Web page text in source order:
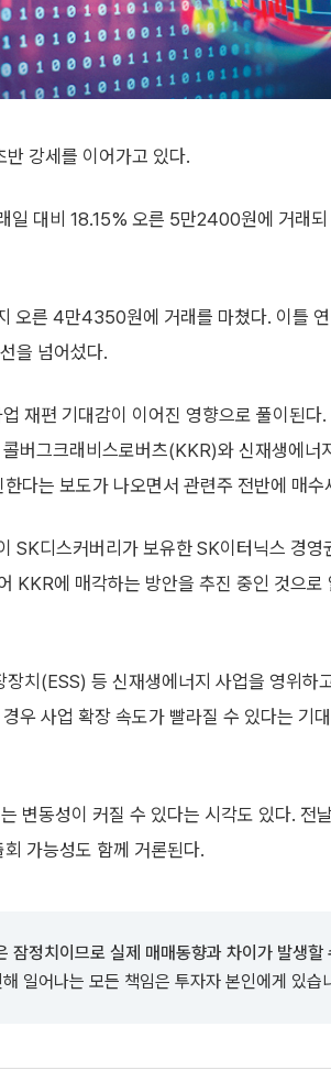
강세를 이어가고 있다.
일 대비 18.15% 오른 5만2400원에 거래되
오른 4만4350원에 거래를 마쳤다. 이틀 연
을 넘어섰다.
재편 기대감이 이어진 영향으로 풀이된다.
버그크래비스로버츠(KKR)와 신재생에너지
다는 보도가 나오면서 관련주 전반에 매수
SK디스커버리가 보유한 SK이터닉스 경영
KKR에 매각하는 방안을 추진 중인 것으
치(ESS) 등 신재생에너지 사업을 영위하
우 사업 확장 속도가 빨라질 수 있다는 기
변동성이 커질 수 있다는 시각도 있다. 전
가능성도 함께 거론된다.
잠정치이므로 실제 매매동향과 차이가 발생할
일어나는 모든 책임은 투자자 본인에게 있습